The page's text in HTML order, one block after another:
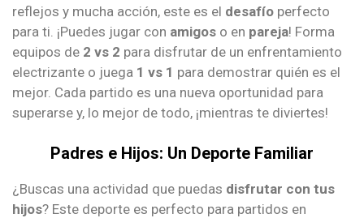
reflejos y mucha acción, este es el desafío perfecto
para ti. ¡Puedes jugar con amigos o en pareja! Forma
equipos de 2 vs 2 para disfrutar de un enfrentamiento
electrizante o juega 1 vs 1 para demostrar quién es el
mejor. Cada partido es una nueva oportunidad para
superarse y, lo mejor de todo, ¡mientras te diviertes!
Padres e Hijos: Un Deporte Familiar
¿Buscas una actividad que puedas disfrutar con tus
hijos? Este deporte es perfecto para partidos en